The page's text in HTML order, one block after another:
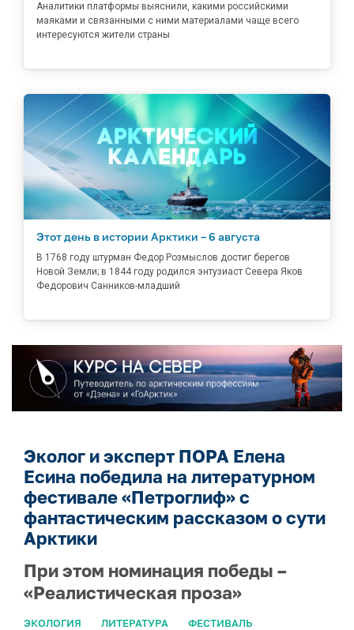
Аналитики платформы выяснили, какими российскими
маяками и связанными с ними материалами чаще всего
интересуются жители страны
Этот день в истории Арктики – 6 августа
В 1768 году штурман Федор Розмыслов достиг берегов
Новой Земли; в 1844 году родился энтузиаст Севера Яков
Федорович Санников-младший
Эколог и эксперт ПОРА Елена
Есина победила на литературном
фестивале «Петроглиф» с
фантастическим рассказом о сути
Арктики
При этом номинация победы –
«Реалистическая проза»
ЭКОЛОГИЯ ЛИТЕРАТУРА ФЕСТИВАЛЬ